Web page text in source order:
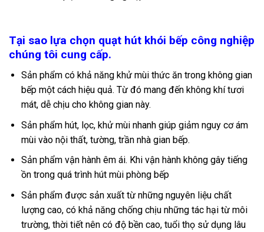
Tại sao lựa chọn quạt hút khói bếp công nghiệp
chúng tôi cung cấp.
Sản phẩm có khả năng khử mùi thức ăn trong không gian
bếp một cách hiệu quả. Từ đó mang đến không khí tươi
mát, dễ chịu cho không gian này.
Sản phẩm hút, lọc, khử mùi nhanh giúp giảm nguy cơ ám
mùi vào nội thất, tường, trần nhà gian bếp.
Sản phẩm vận hành êm ái. Khi vận hành không gây tiếng
ồn trong quá trình hút mùi phòng bếp
Sản phẩm được sản xuất từ những nguyên liệu chất
lượng cao, có khả năng chống chịu những tác hại từ môi
trường, thời tiết nên có độ bền cao, tuổi thọ sử dụng lâu